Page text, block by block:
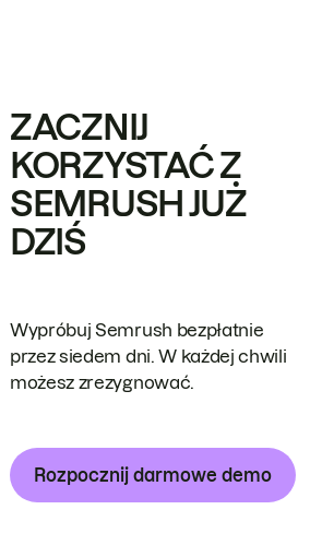
ZACZNIJ
KORZYSTAĆ Z
SEMRUSH JUŻ
DZIŚ
Wypróbuj Semrush bezpłatnie
przez siedem dni. W każdej chwili
możesz zrezygnować.
Rozpocznij darmowe demo